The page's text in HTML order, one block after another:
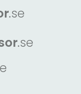
.se
.se